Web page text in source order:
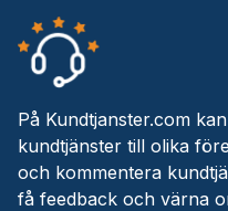
På Kundtjanster.com
kundtjänster till olika
och kommentera
få feedback och värna